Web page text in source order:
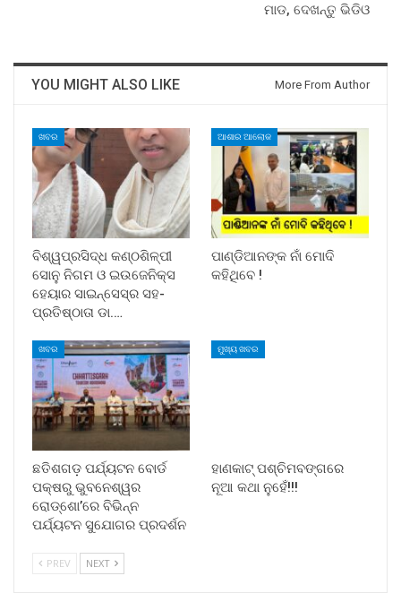
ମାଡ, ଦେଖନ୍ତୁ ଭିଡିଓ
YOU MIGHT ALSO LIKE More From Author
ଖବର
ବିଶ୍ୱପ୍ରସିଦ୍ଧ କଣ୍ଠଶିଳ୍ପୀ
ସୋନୁ ନିଗମ ଓ ଇଉଜେନିକ୍ସ
ହେୟାର ସାଇନ୍ସେସ୍ର ସହ-
ପ୍ରତିଷ୍ଠାତା ଡା.…
ଆଶାର ଆଲୋକ
ପାଣ୍ଡିଆନଙ୍କ ନାଁ ମୋଦି
କହିଥିବେ !
ଖବର
ଛତିଶଗଡ଼ ପର୍ଯ୍ୟଟନ ବୋର୍ଡ
ପକ୍ଷରୁ ଭୁବନେଶ୍ୱର
ରୋଡ୍‌ଶୋ’ରେ ବିଭିନ୍ନ
ପର୍ଯ୍ୟଟନ ସୁଯୋଗର ପ୍ରଦର୍ଶନ
ମୁଖ୍ୟ ଖବର
ହାଣକାଟ୍‌ ପଶ୍ଚିମବଙ୍ଗରେ
ନୂଆ କଥା ନୁହେଁ!!!
PREV NEXT